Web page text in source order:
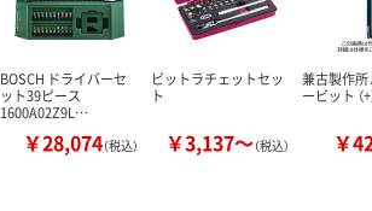
BOSCH ドライバーセ
ット39ピース
1600A02Z9L…
￥28,074（税込）
ビットラチェットセッ
ト
￥3,137～（税込）
兼古製作所
ービット （+
￥